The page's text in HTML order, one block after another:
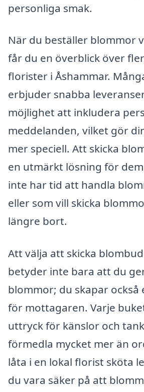
personliga smak.
När du beställer blommor
får du en överblick över
florister i Åshammar.
erbjuder snabba
möjlighet att inkludera
meddelanden, vilket gör
mer speciell. Att skicka
en utmärkt lösning för
inte har tid att handla
eller som vill skicka
längre bort.
Att välja att skicka
betyder inte bara att du
blommor; du skapar också
för mottagaren. Varje
uttryck för känslor och
förmedla mycket mer än
låta i en lokal florist sköta
du vara säker på att